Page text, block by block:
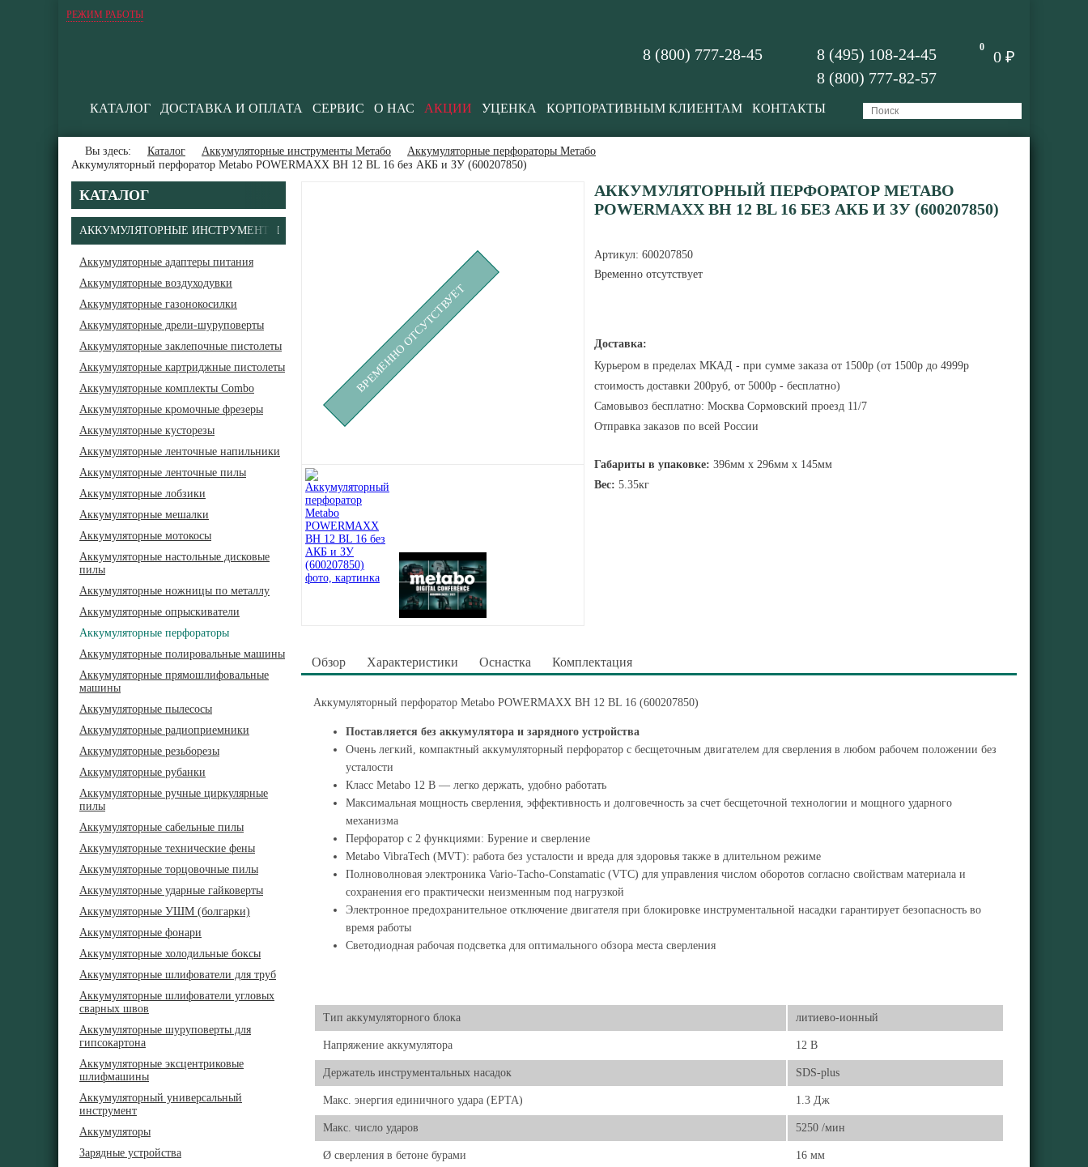
РЕЖИМ РАБОТЫ
0
0 ₽
8 (495) 108-24-45
8 (800) 777-82-57
8 (800) 777-28-45
КАТАЛОГ ДОСТАВКА И ОПЛАТА СЕРВИС О НАС АКЦИИ УЦЕНКА КОРПОРАТИВНЫМ КЛИЕНТАМ КОНТАКТЫ
Вы здесь: Каталог Аккумуляторные инструменты Метабо
Аккумуляторные перфораторы Метабо
Аккумуляторный перфоратор Metabo POWERMAXX BH 12 BL 16 без АКБ и ЗУ (600207850)
КАТАЛОГ
АККУМУЛЯТОРНЫЕ ИНСТРУМЕНТЫ
Аккумуляторные адаптеры питания
Аккумуляторные воздуходувки
Аккумуляторные газонокосилки
Аккумуляторные дрели-шуруповерты
Аккумуляторные заклепочные пистолеты
Аккумуляторные картриджные пистолеты
Аккумуляторные комплекты Combo
Аккумуляторные кромочные фрезеры
Аккумуляторные кусторезы
Аккумуляторные ленточные напильники
Аккумуляторные ленточные пилы
Аккумуляторные лобзики
Аккумуляторные мешалки
Аккумуляторные мотокосы
Аккумуляторные настольные дисковые
пилы
Аккумуляторные ножницы по металлу
Аккумуляторные опрыскиватели
Аккумуляторные перфораторы
Аккумуляторные полировальные машины
Аккумуляторные прямошлифовальные
машины
Аккумуляторные пылесосы
Аккумуляторные радиоприемники
Аккумуляторные резьборезы
Аккумуляторные рубанки
Аккумуляторные ручные циркулярные
пилы
Аккумуляторные сабельные пилы
Аккумуляторные технические фены
Аккумуляторные торцовочные пилы
Аккумуляторные ударные гайковерты
Аккумуляторные УШМ (болгарки)
Аккумуляторные фонари
Аккумуляторные холодильные боксы
Аккумуляторные шлифователи для труб
Аккумуляторные шлифователи угловых
сварных швов
Аккумуляторные шуруповерты для
гипсокартона
Аккумуляторные эксцентриковые
шлифмашины
Аккумуляторный универсальный
инструмент
Аккумуляторы
Зарядные устройства
ВРЕМЕННО ОТСУТСТВУЕТ
АККУМУЛЯТОРНЫЙ ПЕРФОРАТОР METABO
POWERMAXX BH 12 BL 16 БЕЗ АКБ И ЗУ (600207850)
Артикул: 600207850
Временно отсутствует
Доставка:
Курьером в пределах МКАД - при сумме заказа от 1500р (от 1500р до 4999р
стоимость доставки 200руб, от 5000р - бесплатно)
Самовывоз бесплатно: Москва Сормовский проезд 11/7
Отправка заказов по всей России
Габариты в упаковке: 396мм x 296мм x 145мм
Вес: 5.35кг
Обзор Характеристики Оснастка Комплектация
Аккумуляторный перфоратор Metabo POWERMAXX BH 12 BL 16 (600207850)
Поставляется без аккумулятора и зарядного устройства
Очень легкий, компактный аккумуляторный перфоратор с бесщеточным двигателем для сверления в любом рабочем положении без
усталости
Класс Metabo 12 В — легко держать, удобно работать
Максимальная мощность сверления, эффективность и долговечность за счет бесщеточной технологии и мощного ударного
механизма
Перфоратор с 2 функциями: Бурение и сверление
Metabo VibraTech (MVT): работа без усталости и вреда для здоровья также в длительном режиме
Полноволновая электроника Vario-Tacho-Constamatic (VTC) для управления числом оборотов согласно свойствам материала и
сохранения его практически неизменным под нагрузкой
Электронное предохранительное отключение двигателя при блокировке инструментальной насадки гарантирует безопасность во
время работы
Светодиодная рабочая подсветка для оптимального обзора места сверления
Тип аккумуляторного блока литиево-ионный
Напряжение аккумулятора 12 В
Держатель инструментальных насадок SDS-plus
Макс. энергия единичного удара (EPTA) 1.3 Дж
Макс. число ударов 5250 /мин
Ø сверления в бетоне бурами 16 мм